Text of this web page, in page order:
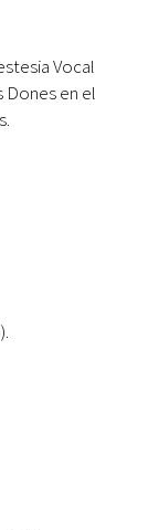
Vocal
Dones en el